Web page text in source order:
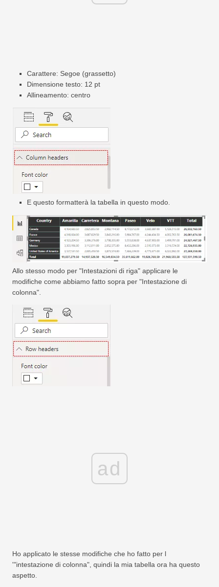
Carattere: Segoe (grassetto)
Dimensione testo: 12 pt
Allineamento: centro
E questo formatterà la tabella in questo modo.
Allo stesso modo per "Intestazioni di riga" applicare le
modifiche come abbiamo fatto sopra per "Intestazione di
colonna".
ad
Ho applicato le stesse modifiche che ho fatto per l
'"intestazione di colonna", quindi la mia tabella ora ha questo
aspetto.